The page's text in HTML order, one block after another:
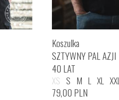
Koszulka
SZTYWNY PAL AZJI
40 LAT
XS S M L XL XXL
79,00 PLN